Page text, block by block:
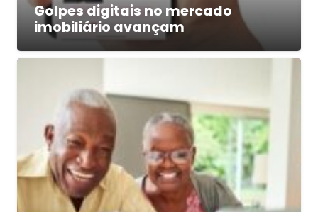
Golpes digitais no mercado
imobiliário avançam